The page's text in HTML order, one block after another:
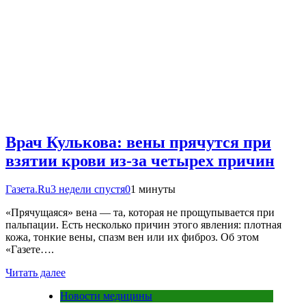
Врач Кулькова: вены прячутся при
взятии крови из-за четырех причин
Газета.Ru3 недели спустя01 минуты
«Прячущаяся» вена — та, которая не прощупывается при
пальпации. Есть несколько причин этого явления: плотная
кожа, тонкие вены, спазм вен или их фиброз. Об этом
«Газете….
Читать далее
Новости медицины